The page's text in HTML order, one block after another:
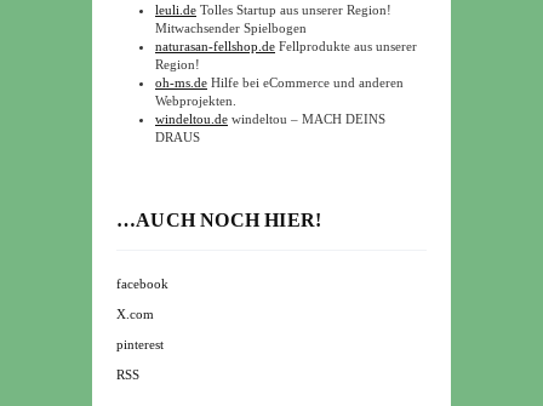
leuli.de Tolles Startup aus unserer Region!
Mitwachsender Spielbogen
naturasan-fellshop.de Fellprodukte aus unserer
Region!
oh-ms.de Hilfe bei eCommerce und anderen
Webprojekten.
windeltou.de windeltou – MACH DEINS
DRAUS
…AUCH NOCH HIER!
facebook
X.com
pinterest
RSS